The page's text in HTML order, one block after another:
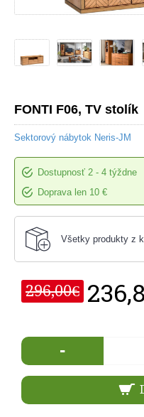
FONTI F06, TV stolík
Sektorový nábytok Neris-JM
Dostupnosť 2 - 4 týždne
Doprava len 10 €
Všetky produkty z
296,00€
-